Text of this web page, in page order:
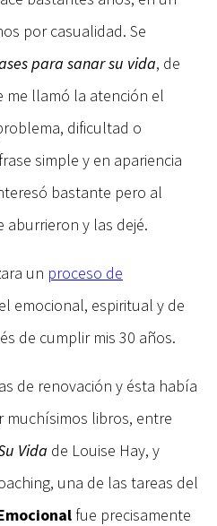
por casualidad. Se
para sanar su vida, de
me llamó la atención el
dificultad o
simple y en apariencia
bastante pero al
aburrieron y las dejé.
un proceso de
emocional, espiritual y de
de cumplir mis 30 años.
de renovación y ésta había
muchísimos libros, entre
Vida de Louise Hay, y
una de las tareas del
fue precisamente